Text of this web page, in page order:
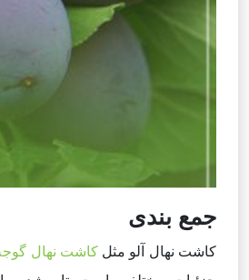
جمع بندی
کاشت نهال آلو مثلکاشت نهال